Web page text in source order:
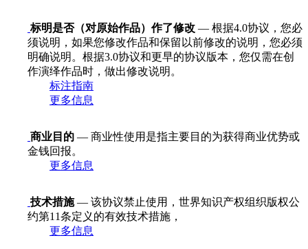
标明是否（对原始作品）作了修改 — 根据4.0协议，您必
须说明，如果您修改作品和保留以前修改的说明，您必须
明确说明。根据3.0协议和更早的协议版本，您仅需在创
作演绎作品时，做出修改说明。
标注指南
更多信息
商业目的 — 商业性使用是指主要目的为获得商业优势或
金钱回报。
更多信息
技术措施— 该协议禁止使用，世界知识产权组织版权公
约第11条定义的有效技术措施，
更多信息